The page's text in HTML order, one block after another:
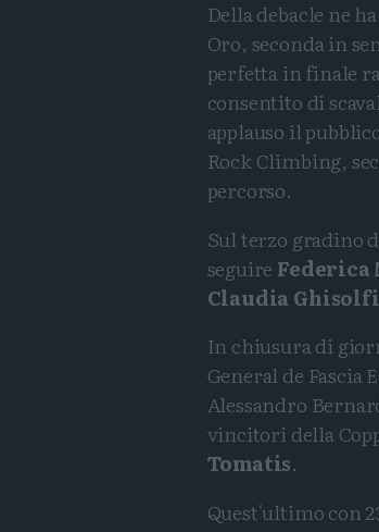
Della debacle ne
Oro, seconda in
perfetta in finale
consentito di
applauso il
Rock Climbing,
percorso.
Sul terzo gradino
seguire
Claudia
In chiusura di
General de Fascia
Alessandro
vincitori della
Tomatis.
Quest'ultimo con